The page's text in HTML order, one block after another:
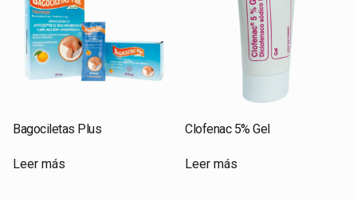
Bagociletas Plus
Leer más
Clofenac 5% Gel
Leer más